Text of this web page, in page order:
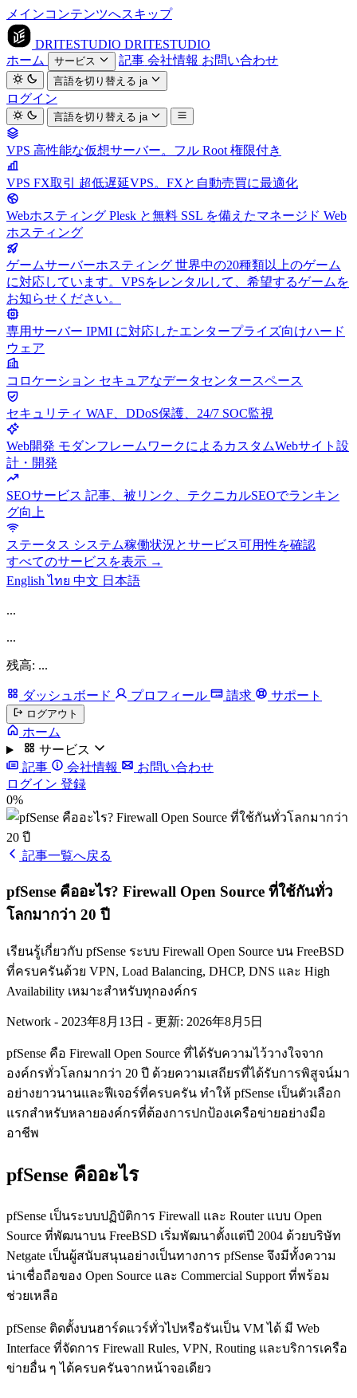
メインコンテンツへスキップ
DRITESTUDIO DRITESTUDIO
ホーム
サービス 記事 会社情報 お問い合わせ
言語を切り替える ja
ログイン
言語を切り替える ja
VPS 高性能な仮想サーバー。フル Root 権限付き
VPS FX取引 超低遅延VPS。FXと自動売買に最適化
Webホスティング Plesk と無料 SSL を備えたマネージド Web
ホスティング
ゲームサーバーホスティング 世界中の20種類以上のゲーム
に対応しています。VPSをレンタルして、希望するゲームを
お知らせください。
専用サーバー IPMI に対応したエンタープライズ向けハード
ウェア
コロケーション セキュアなデータセンタースペース
セキュリティ WAF、DDoS保護、24/7 SOC監視
Web開発 モダンフレームワークによるカスタムWebサイト設
計・開発
SEOサービス 記事、被リンク、テクニカルSEOでランキン
グ向上
ステータス システム稼働状況とサービス可用性を確認
すべてのサービスを表示 →
Englishไทย 中文 日本語
...
...
残高: ...
ダッシュボード プロフィール 請求 サポート
ログアウト
ホーム
サービス
記事
会社情報
お問い合わせ
ログイン 登録
0%
記事一覧へ戻る
pfSense คืออะไร? Firewall Open Source ที่ใช้กันทั่ว
โลกมากว่า 20 ปี
เรียนรู้เกี่ยวกับ pfSense ระบบ Firewall Open Source บน FreeBSD
ที่ครบครันด้วย VPN, Load Balancing, DHCP, DNS และ High
Availability เหมาะสำหรับทุกองค์กร
Network - 2023年8月13日 - 更新: 2026年8月5日
pfSense คือ Firewall Open Source ที่ได้รับความไว้วางใจจาก
องค์กรทั่วโลกมากว่า 20 ปี ด้วยความเสถียรที่ได้รับการพิสูจน์มา
อย่างยาวนานและฟีเจอร์ที่ครบครัน ทำให้ pfSense เป็นตัวเลือก
แรกสำหรับหลายองค์กรที่ต้องการปกป้องเครือข่ายอย่างมือ
อาชีพ
pfSense คืออะไร
pfSense เป็นระบบปฏิบัติการ Firewall และ Router แบบ Open
Source ที่พัฒนาบน FreeBSD เริ่มพัฒนาตั้งแต่ปี 2004 ด้วยบริษัท
Netgate เป็นผู้สนับสนุนอย่างเป็นทางการ pfSense จึงมีทั้งความ
น่าเชื่อถือของ Open Source และ Commercial Support ที่พร้อม
ช่วยเหลือ
pfSense ติดตั้งบนฮาร์ดแวร์ทั่วไปหรือรันเป็น VM ได้ มี Web
Interface ที่จัดการ Firewall Rules, VPN, Routing และบริการเครือ
ข่ายอื่น ๆ ได้ครบครันจากหน้าจอเดียว